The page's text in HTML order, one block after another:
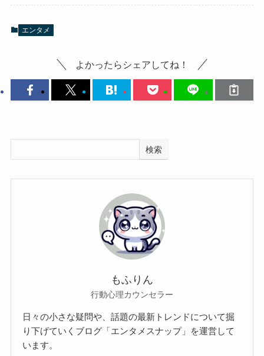
エンタメ
よかったらシェアしてね！
検索
もふりん
行動心理カウンセラー
日々の小さな疑問や、話題の最新トレンドについて掘
り下げていくブログ「エンタメスナップ」を運営して
います。